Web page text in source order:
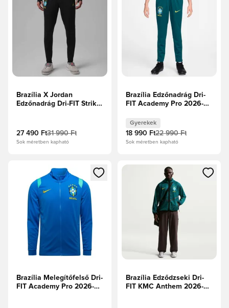
Brazília X Jordan
Edzőnadrág Dri-FIT Strike
27 490 Ft31 990 Ft
Sok méretben kapható
Brazília Edzőnadrág Dri-
FIT Academy Pro 2026-os
Mélykékeszöld/Világos
menta/Midwest Gold
Gyerek
Gyerekek
18 990 Ft22 990 Ft
Sok méretben kapható
Megnyit egy modált a bejelentkezéshez vagy a tagként
Brazília Melegítőfelső Dri-
FIT Academy Pro 2026-os
Megnyit egy modált a
Brazília Edződzseki Dri-
FIT KMC Anthem 2026-os